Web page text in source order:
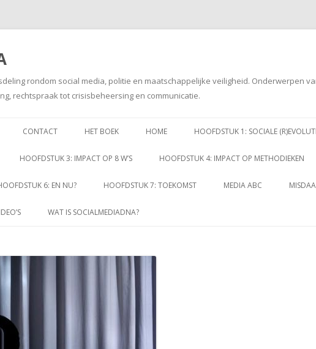
rondom social media, politie en maatschappelijke veiligheid. Onderwerpen
rechtspraak tot crisisbeheersing en communicatie.
naar
CONTACT HET BOEK HOME HOOFDSTUK 1: SOCIALE
HOOFDSTUK 3: IMPACT OP 8 W’S HOOFDSTUK 4: IMPACT OP METHODIEKEN
6: EN NU? HOOFDSTUK 7: TOEKOMST MEDIA ABC
WAT IS SOCIALMEDIADNA?